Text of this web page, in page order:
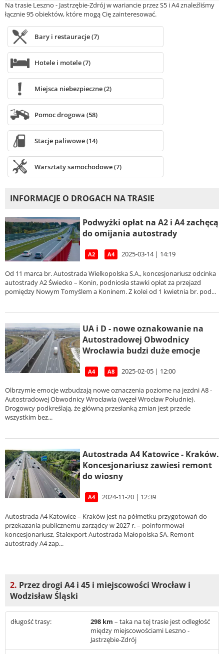
Na trasie Leszno - Jastrzębie-Zdrój w wariancie przez S5 i A4 znaleźliśmy
łącznie 95 obiektów, które mogą Cię zainteresować.
Bary i restauracje (7)
Hotele i motele (7)
Miejsca niebezpieczne (2)
Pomoc drogowa (58)
Stacje paliwowe (14)
Warsztaty samochodowe (7)
INFORMACJE O DROGACH NA TRASIE
Podwyżki opłat na A2 i A4 zachęcą
do omijania autostrady
A2 A4 2025-03-14 | 14:19
Od 11 marca br. Autostrada Wielkopolska S.A., koncesjonariusz odcinka
autostrady A2 Świecko – Konin, podniosła stawki opłat za przejazd
pomiędzy Nowym Tomyślem a Koninem. Z kolei od 1 kwietnia br. pod...
UA i D - nowe oznakowanie na
Autostradowej Obwodnicy
Wrocławia budzi duże emocje
A4 A8 2025-02-05 | 12:00
Olbrzymie emocje wzbudzają nowe oznaczenia poziome na jezdni A8 -
Autostradowej Obwodnicy Wrocławia (węzeł Wrocław Południe).
Drogowcy podkreślają, że główną przesłanką zmian jest przede
wszystkim bez...
Autostrada A4 Katowice - Kraków.
Koncesjonariusz zawiesi remont
do wiosny
A4 2024-11-20 | 12:39
Autostrada A4 Katowice – Kraków jest na półmetku przygotowań do
przekazania publicznemu zarządcy w 2027 r. – poinformował
koncesjonariusz, Stalexport Autostrada Małopolska SA. Remont
autostrady A4 zap...
2. Przez drogi A4 i 45 i miejscowości Wrocław i
Wodzisław Śląski
długość trasy: 298 km – taka na tej trasie jest odległość
między miejscowościami Leszno -
Jastrzębie-Zdrój